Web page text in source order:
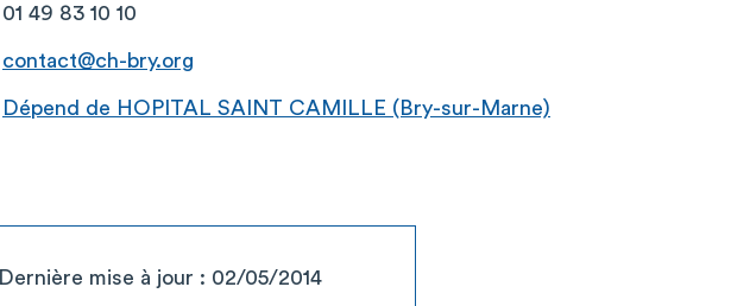
01 49 83 10 10
contact@ch-bry.org
Dépend de HOPITAL SAINT CAMILLE (Bry-sur-Marne)
Dernière mise à jour : 02/05/2014